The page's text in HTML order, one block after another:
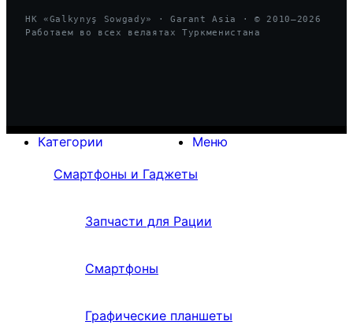
HK «Galkynyş Sowgady» · Garant Asia · © 2010—2026
Работаем во всех велаятах Туркменистана
Меню
Категории
Смартфоны и Гаджеты
Запчасти для Рации
Смартфоны
Графические планшеты